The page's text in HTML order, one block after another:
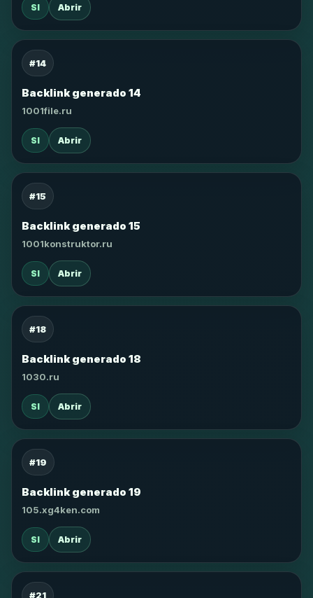
SI Abrir
#14
Backlink generado 14
1001file.ru
SI Abrir
#15
Backlink generado 15
1001konstruktor.ru
SI Abrir
#18
Backlink generado 18
1030.ru
SI Abrir
#19
Backlink generado 19
105.xg4ken.com
SI Abrir
#21